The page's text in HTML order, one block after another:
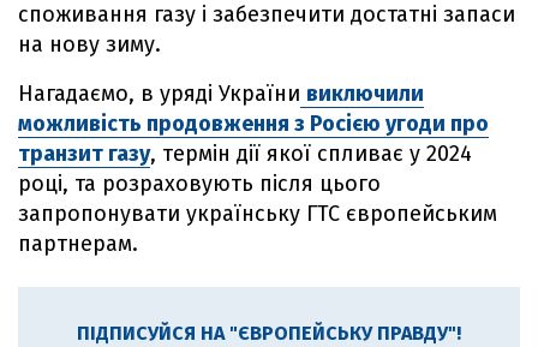
споживання газу і забезпечити достатні запаси
на нову зиму.
Нагадаємо, в уряді України виключили
можливість продовження з Росією угоди про
транзит газу, термін дії якої спливає у 2024
році, та розраховують після цього
запропонувати українську ГТС європейським
партнерам.
ПІДПИСУЙСЯ НА "ЄВРОПЕЙСЬКУ ПРАВДУ"!